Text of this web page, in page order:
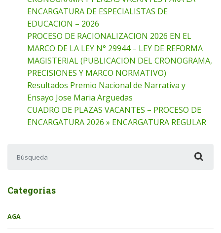
ENCARGATURA DE ESPECIALISTAS DE
EDUCACION – 2026
PROCESO DE RACIONALIZACION 2026 EN EL
MARCO DE LA LEY N° 29944 – LEY DE REFORMA
MAGISTERIAL (PUBLICACION DEL CRONOGRAMA,
PRECISIONES Y MARCO NORMATIVO)
Resultados Premio Nacional de Narrativa y
Ensayo Jose Maria Arguedas
CUADRO DE PLAZAS VACANTES – PROCESO DE
ENCARGATURA 2026 » ENCARGATURA REGULAR
Categorías
AGA